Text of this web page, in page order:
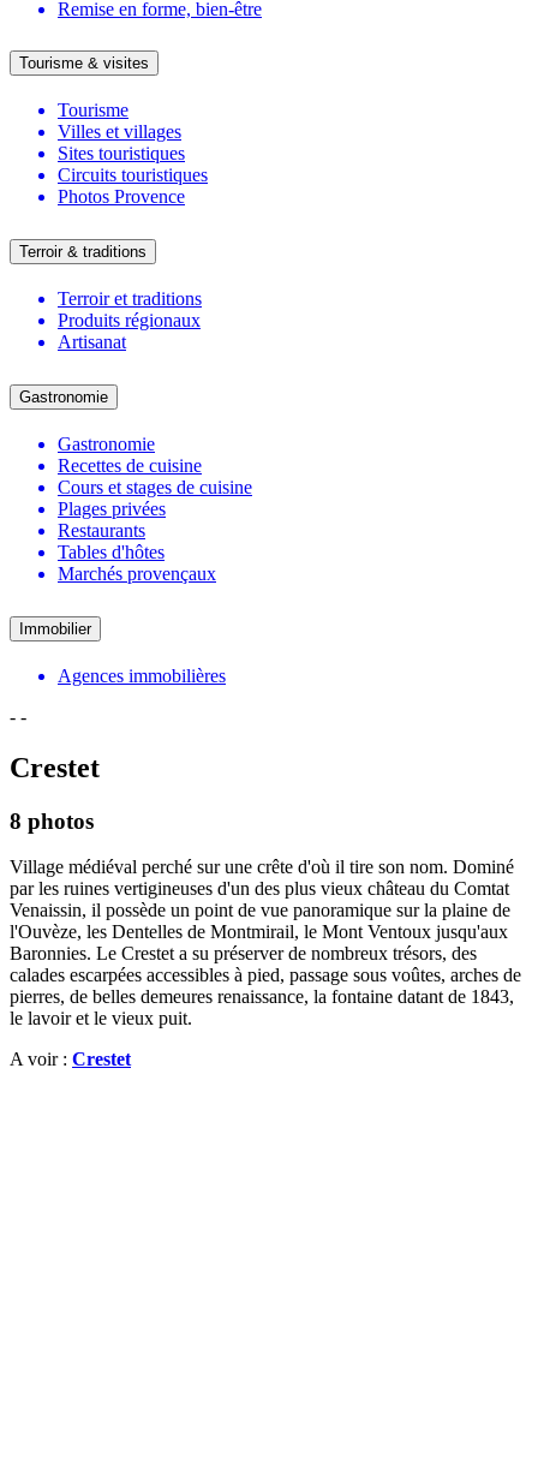
Remise en forme, bien-être
Tourisme & visites
Tourisme
Villes et villages
Sites touristiques
Circuits touristiques
Photos Provence
Terroir & traditions
Terroir et traditions
Produits régionaux
Artisanat
Gastronomie
Gastronomie
Recettes de cuisine
Cours et stages de cuisine
Plages privées
Restaurants
Tables d'hôtes
Marchés provençaux
Immobilier
Agences immobilières
- -
Crestet
8 photos
Village médiéval perché sur une crête d'où il tire son nom. Dominé
par les ruines vertigineuses d'un des plus vieux château du Comtat
Venaissin, il possède un point de vue panoramique sur la plaine de
l'Ouvèze, les Dentelles de Montmirail, le Mont Ventoux jusqu'aux
Baronnies. Le Crestet a su préserver de nombreux trésors, des
calades escarpées accessibles à pied, passage sous voûtes, arches de
pierres, de belles demeures renaissance, la fontaine datant de 1843,
le lavoir et le vieux puit.
A voir : Crestet